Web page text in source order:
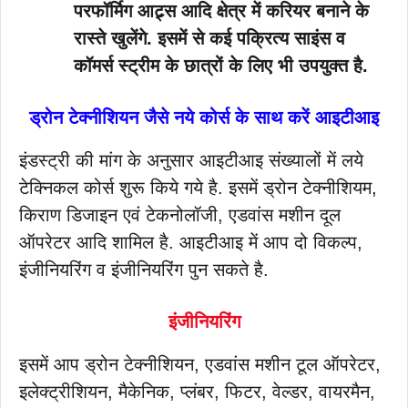
परफॉर्मिग आट्र्स आदि क्षेत्र में करियर बनाने के
रास्ते खुलेंगे. इसमें से कई पक्रित्य साइंस व
कॉमर्स स्ट्रीम के छात्रों के लिए भी उपयुक्त है.
ड्रोन टेक्नीशियन जैसे नये कोर्स के साथ करें आइटीआइ
इंडस्ट्री की मांग के अनुसार आइटीआइ संख्यालों में लये
टेक्निकल कोर्स शुरू किये गये है. इसमें ड्रोन टेक्नीशियम,
किराण डिजाइन एवं टेकनोलॉजी, एडवांस मशीन दूल
ऑपरेटर आदि शामिल है. आइटीआइ में आप दो विकल्प,
इंजीनियरिंग व इंजीनियरिंग पुन सकते है.
इंजीनियरिंग
इसमें आप ड्रोन टेक्नीशियन, एडवांस मशीन टूल ऑपरेटर,
इलेक्ट्रीशियन, मैकेनिक, प्लंबर, फिटर, वेल्डर, वायरमैन,